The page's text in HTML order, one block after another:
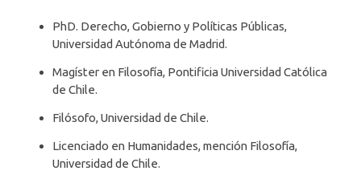
PhD. Derecho, Gobierno y Políticas Públicas,
Universidad Autónoma de Madrid.
Magíster en Filosofía, Pontificia Universidad Católica
de Chile.
Filósofo, Universidad de Chile.
Licenciado en Humanidades, mención Filosofía,
Universidad de Chile.